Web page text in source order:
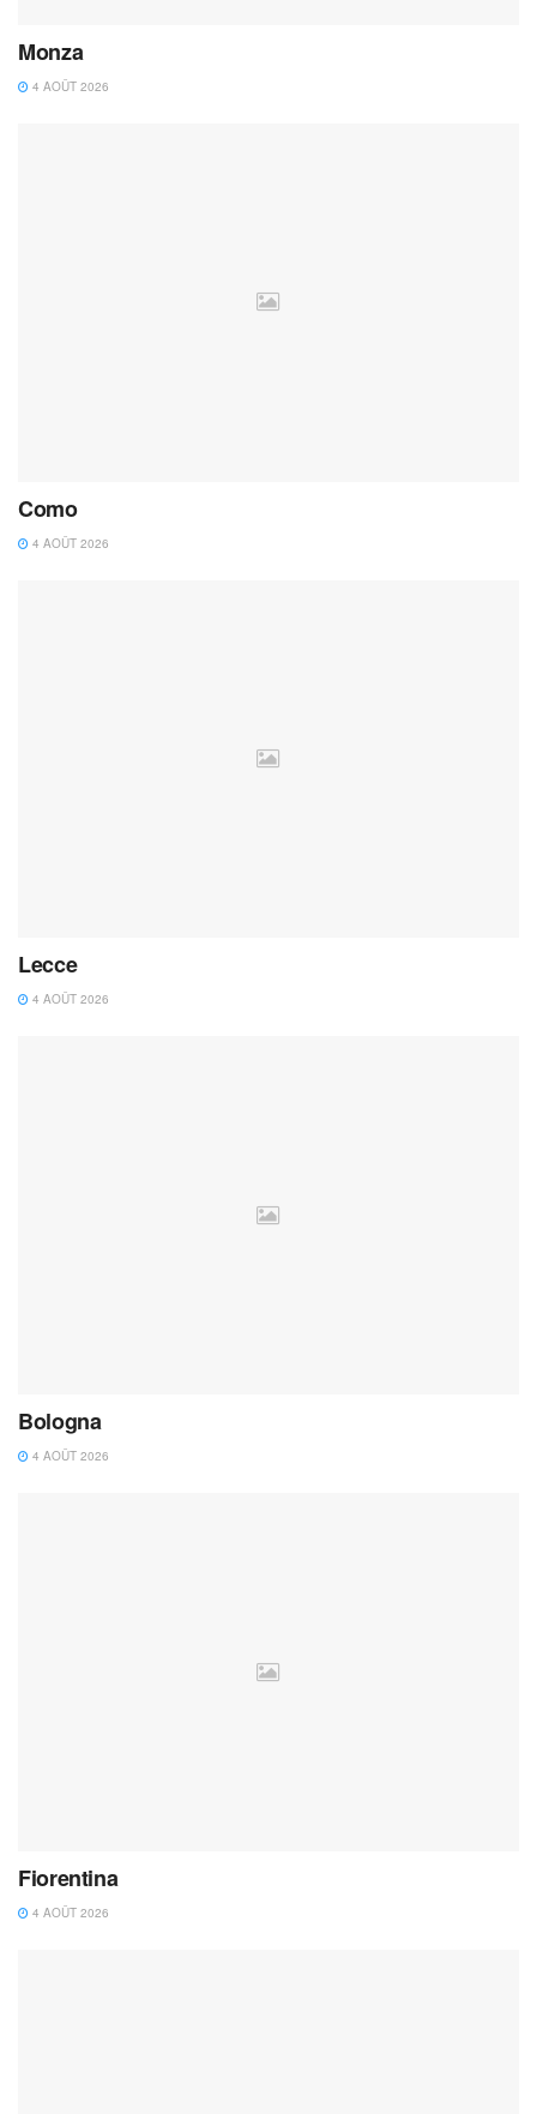
Monza
4 AOÛT 2026
Como
4 AOÛT 2026
Lecce
4 AOÛT 2026
Bologna
4 AOÛT 2026
Fiorentina
4 AOÛT 2026